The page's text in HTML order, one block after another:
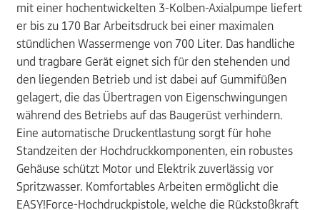
mit einer hochentwickelten 3-Kolben-Axialpumpe liefert
er bis zu 170 Bar Arbeitsdruck bei einer maximalen
stündlichen Wassermenge von 700 Liter. Das handliche
und tragbare Gerät eignet sich für den stehenden und
den liegenden Betrieb und ist dabei auf Gummifüßen
gelagert, die das Übertragen von Eigenschwingungen
während des Betriebs auf das Baugerüst verhindern.
Eine automatische Druckentlastung sorgt für hohe
Standzeiten der Hochdruckkomponenten, ein robustes
Gehäuse schützt Motor und Elektrik zuverlässig vor
Spritzwasser. Komfortables Arbeiten ermöglicht die
EASY!Force-Hochdruckpistole, welche die Rückstoßkraft